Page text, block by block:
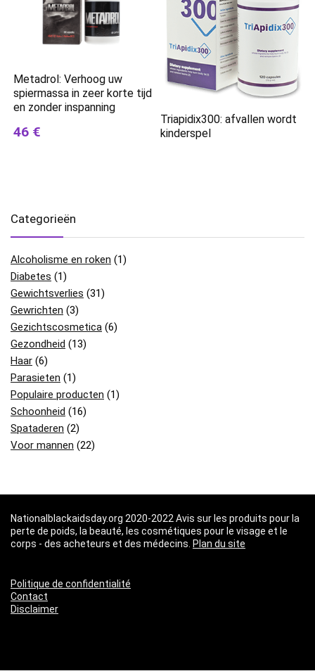
Metadrol: Verhoog uw
spiermassa in zeer korte tijd
en zonder inspanning
46 €
Triapidix300: afvallen wordt
kinderspel
Categorieën
Alcoholisme en roken (1)
Diabetes (1)
Gewichtsverlies (31)
Gewrichten (3)
Gezichtscosmetica (6)
Gezondheid (13)
Haar (6)
Parasieten (1)
Populaire producten (1)
Schoonheid (16)
Spataderen (2)
Voor mannen (22)
Nationalblackaidsday.org 2020-2022 Avis sur les produits pour la
perte de poids, la beauté, les cosmétiques pour le visage et le
corps - des acheteurs et des médecins. Plan du site
Politique de confidentialité
Contact
Disclaimer